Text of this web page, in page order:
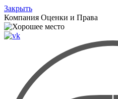
Закрыть
Компания Оценки и Права